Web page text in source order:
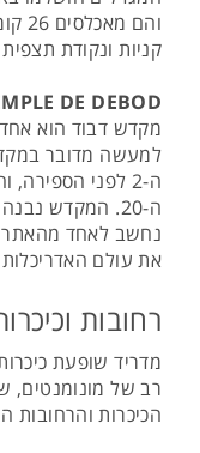
קניות ונקודת
DE DEBOD -
מקדש דבוד הוא
למעשה מדובר
ה-2 לפני
ה-20. המקדש
נחשב לאחד
את עולם
רחובות
מדריד שופעת
רב של מונומנטים,
הכיכרות והרחובות